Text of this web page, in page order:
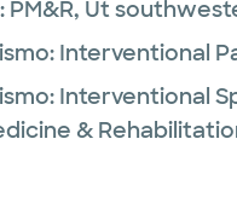
PM&R, Ut
Interventional
Interventional
&